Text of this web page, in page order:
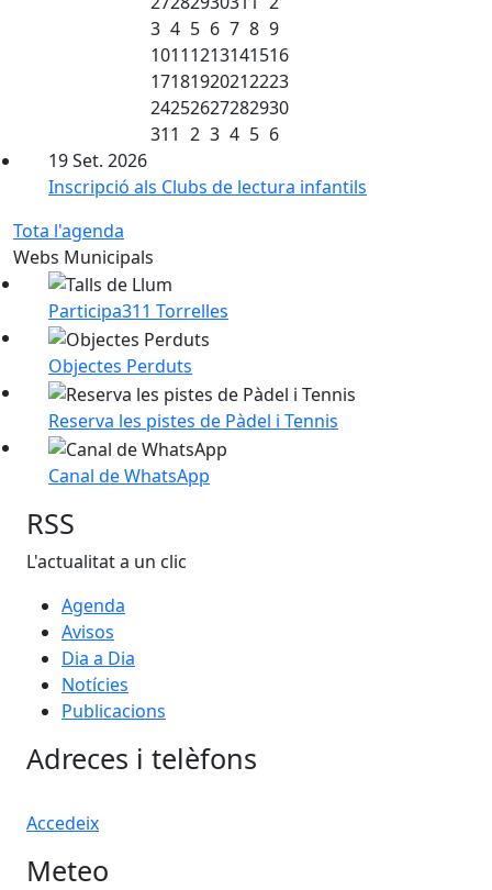
3 4 5 6 7 8 9
10111213141516
17181920212223
24252627282930
311 2 3 4 5 6
Inscripció als Clubs de lectura infantils
19Set. 2026
Tota l'agenda
Webs Municipals
Participa311 Torrelles
Objectes Perduts
Reserva les pistes de Pàdel i Tennis
Canal de WhatsApp
RSS
L'actualitat a un clic
Agenda
Avisos
Dia a Dia
Notícies
Publicacions
Adreces i telèfons
Accedeix
Meteo